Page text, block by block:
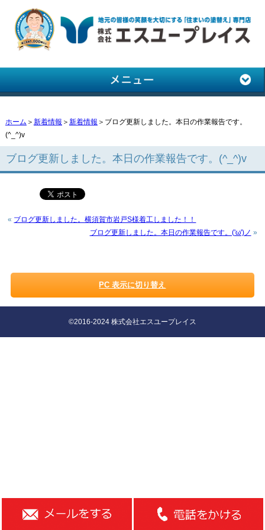
ホーム ＞ 新着情報 ＞ 新着情報 ＞ブログ更新しました。本日の作業報告です。
(^_^)v
ブログ更新しました。本日の作業報告です。(^_^)v
« ブログ更新しました。横須賀市岩戸S様着工しました！！
ブログ更新しました。本日の作業報告です。('ω')ノ »
PC 表示に切り替え
©2016-2024 株式会社エスユープレイス